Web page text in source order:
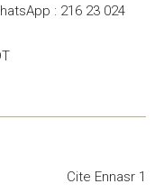
: 216 23 024
Cite Ennasr 1